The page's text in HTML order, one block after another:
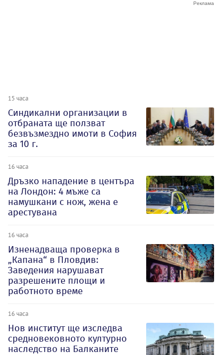
15 часа
Синдикални организации в
отбраната ще ползват
безвъзмездно имоти в София
за 10 г.
16 часа
Дръзко нападение в центъра
на Лондон: 4 мъже са
намушкани с нож, жена е
арестувана
16 часа
Изненадваща проверка в
„Капана“ в Пловдив:
Заведения нарушават
разрешените площи и
работното време
16 часа
Нов институт ще изследва
средновековното културно
наследство на Балканите